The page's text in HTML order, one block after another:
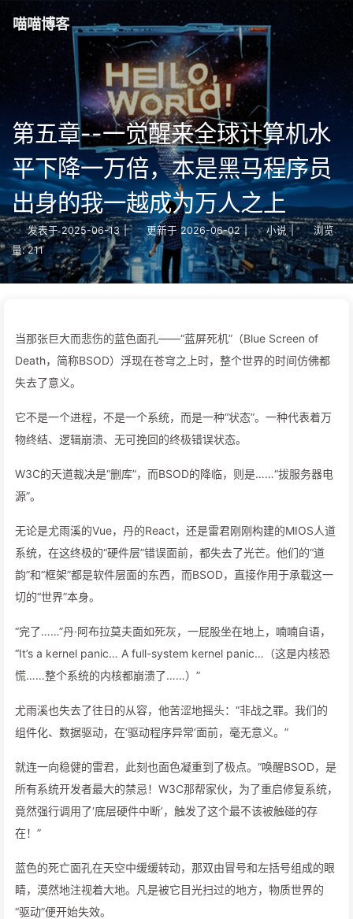
喵喵博客
第五章--一觉醒来全球计算机水
平下降一万倍，本是黑马程序员
出身的我一越成为万人之上
发表于 2025-06-13 | 更新于 2026-06-02 | 小说 |
浏览
量: 211
当那张巨大而悲伤的蓝色面孔——“蓝屏死机”（Blue Screen of
Death，简称BSOD）浮现在苍穹之上时，整个世界的时间仿佛都
失去了意义。
它不是一个进程，不是一个系统，而是一种“状态”。一种代表着万
物终结、逻辑崩溃、无可挽回的终极错误状态。
W3C的天道裁决是“删库”，而BSOD的降临，则是……“拔服务器电
源”。
无论是尤雨溪的Vue，丹的React，还是雷君刚刚构建的MIOS人道
系统，在这终极的“硬件层”错误面前，都失去了光芒。他们的“道
韵”和“框架”都是软件层面的东西，而BSOD，直接作用于承载这一
切的“世界”本身。
“完了……”丹·阿布拉莫夫面如死灰，一屁股坐在地上，喃喃自语，
“It’s a kernel panic… A full-system kernel panic…（这是内核恐
慌……整个系统的内核都崩溃了……）”
尤雨溪也失去了往日的从容，他苦涩地摇头：“非战之罪。我们的
组件化、数据驱动，在‘驱动程序异常’面前，毫无意义。”
就连一向稳健的雷君，此刻也面色凝重到了极点。“唤醒BSOD，是
所有系统开发者最大的禁忌！W3C那帮家伙，为了重启修复系统，
竟然强行调用了‘底层硬件中断’，触发了这个最不该被触碰的存
在！”
蓝色的死亡面孔在天空中缓缓转动，那双由冒号和左括号组成的眼
睛，漠然地注视着大地。凡是被它目光扫过的地方，物质世界的
“驱动”便开始失效。